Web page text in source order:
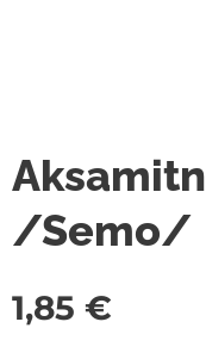
/Semo/
1,85 €